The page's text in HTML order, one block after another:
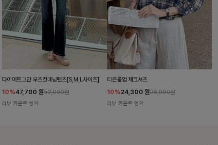
다이어트그만 부츠컷데님팬츠[S,M,L사이즈]
10%47,700 원52,900원
리뷰 카운트 영역
티븐롤업 체크셔츠
10%24,300 원26,900원
리뷰 카운트 영역